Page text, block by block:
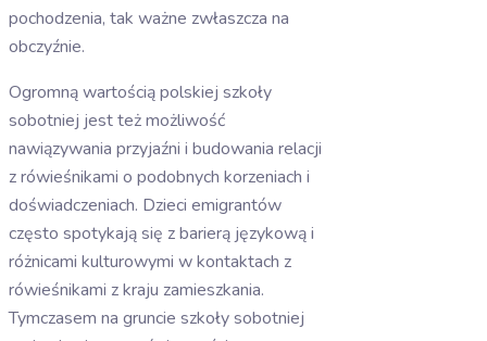
pochodzenia, tak ważne zwłaszcza na
obczyźnie.
Ogromną wartością polskiej szkoły
sobotniej jest też możliwość
nawiązywania przyjaźni i budowania relacji
z rówieśnikami o podobnych korzeniach i
doświadczeniach. Dzieci emigrantów
często spotykają się z barierą językową i
różnicami kulturowymi w kontaktach z
rówieśnikami z kraju zamieszkania.
Tymczasem na gruncie szkoły sobotniej